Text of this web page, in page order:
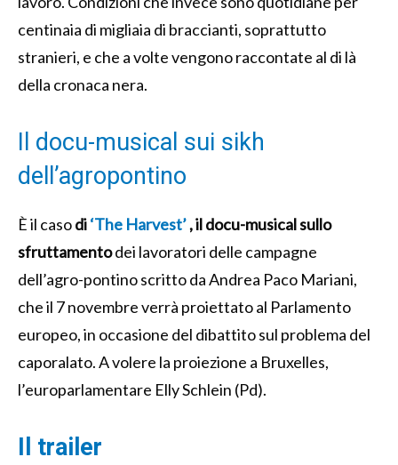
centinaia di migliaia di braccianti, soprattutto
stranieri, e che a volte vengono raccontate al di là
della cronaca nera.
Il docu-musical sui sikh
dell’agropontino
È il casodi‘The Harvest’, il docu-musical sullo
sfruttamentodei lavoratori delle campagne
dell’agro-pontino scritto da Andrea Paco Mariani,
che il 7 novembre verrà proiettato al Parlamento
europeo, in occasione del dibattito sul problema del
caporalato. A volere la proiezione a Bruxelles,
l’europarlamentare Elly Schlein (Pd).
Il trailer